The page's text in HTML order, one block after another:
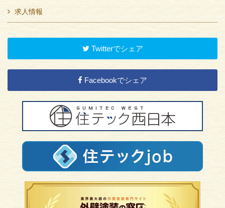
求人情報
Twitterでシェア
Facebookでシェア